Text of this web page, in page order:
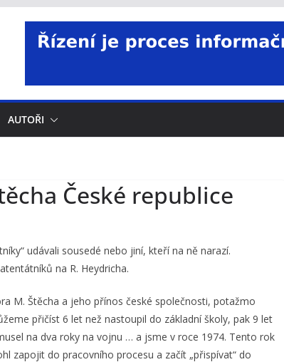
AUTOŘI
České republice
udávali sousedé nebo jiní, kteří na ně narazí.
na R. Heydricha.
M. Štěcha a jeho přínos české společnosti, potažmo
přičíst 6 let než nastoupil do základní školy, pak 9 let
na dva roky na vojnu … a jsme v roce 1974. Tento rok
zapojit do pracovního procesu a začít „přispívat“ do